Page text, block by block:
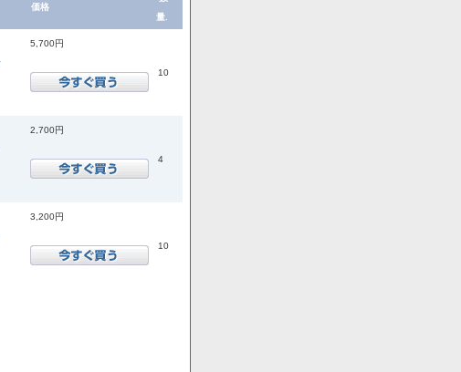
価格
量.
5,700円
10
2,700円
4
3,200円
10